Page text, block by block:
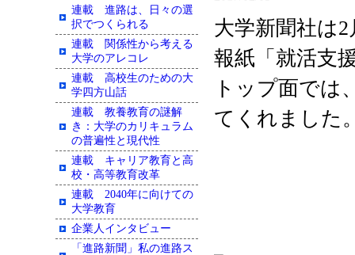
大学新聞社は
報紙「就活支
トップ面では
てくれました
連載 進路は、日々の選
択でつくられる
連載 関係性から考える
大学のアレコレ
連載 高校生のための大
学四方山話
連載 教養教育の謎解
き：大学のカリキュラム
の普遍性と現代性
連載 キャリア教育と高
校・高等教育改革
連載 2040年に向けての
大学教育
企業人インタビュー
「進路新聞」私の進路ス